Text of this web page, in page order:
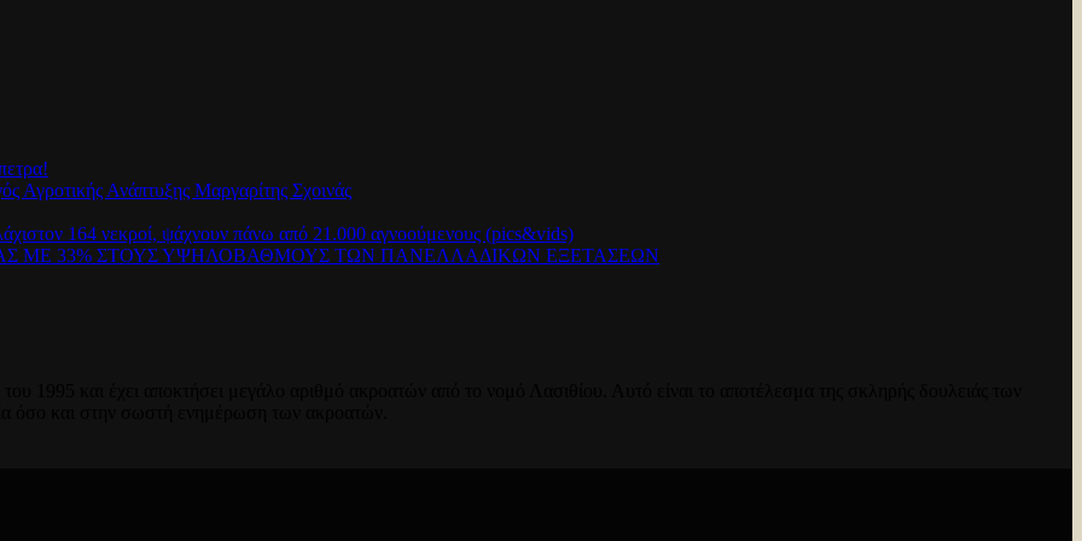
Αγροτικής Ανάπτυξης Μαργαρίτης Σχοινάς
164 νεκροί, ψάχνουν πάνω από 21.000 αγνοούμενους (pics&vids)
ΜΕ 33% ΣΤΟΥΣ ΥΨΗΛΟΒΑΘΜΟΥΣ ΤΩΝ ΠΑΝΕΛΛΑΔΙΚΩΝ ΕΞΕΤΑΣΕΩΝ